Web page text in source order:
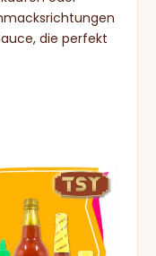
die perfekt